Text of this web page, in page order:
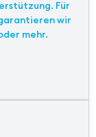
Für
wir
mehr.